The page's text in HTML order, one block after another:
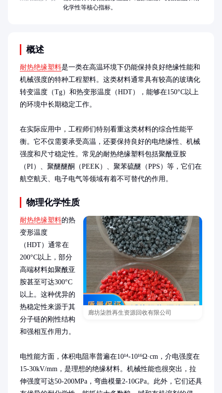
概述
耐热绝缘塑料是一类在高温环境下仍能保持良好绝缘性能和
机械强度的特种工程塑料。这类材料通常具有较高的玻璃化
转变温度（Tg）和热变形温度（HDT），能够在150°C以上
的环境中长期稳定工作。
在实际应用中，工程师们特别看重这类材料的综合性能平
衡。它不仅需要承受高温，还要保持良好的电绝缘性、机械
强度和尺寸稳定性。常见的耐热绝缘塑料包括聚酰亚胺
（PI）、聚醚醚酮（PEEK）、聚苯硫醚（PPS）等，它们在
航空航天、电子电气等领域有着不可替代的作用。
物理化学性质
廊坊柒胜再生资源回收有限公司
耐热绝缘塑料的热
变形温度
（HDT）通常在
200°C以上，部分
高端材料如聚酰亚
胺甚至可达300°C
以上。这种优异的
热稳定性来源于其
分子链的刚性结构
和强相互作用力。
电性能方面，体积电阻率普遍在10¹⁴-10¹⁶Ω·cm，介电强度在
15-30kV/mm，是理想的绝缘材料。机械性能也很突出，拉
伸强度可达50-200MPa，弯曲模量2-10GPa。此外，它们还具
化学性等核心指标。